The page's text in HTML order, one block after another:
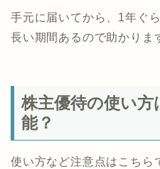
手元に届いてから、1年ぐら
長い期間あるので助かりま
株主優待の使い方
能？
使い方など注意点はこちら